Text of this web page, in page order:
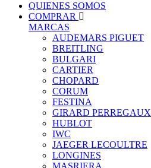
QUIENES SOMOS
COMPRAR
MARCAS
AUDEMARS PIGUET
BREITLING
BULGARI
CARTIER
CHOPARD
CORUM
FESTINA
GIRARD PERREGAUX
HUBLOT
IWC
JAEGER LECOULTRE
LONGINES
MASRIERA